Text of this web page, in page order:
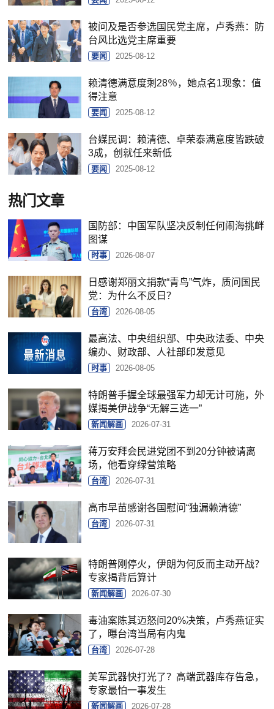
被问及是否参选国民党主席，卢秀燕：防
台风比选党主席重要
要闻 2025-08-12
赖清德满意度剩28％，她点名1现象：值
得注意
要闻 2025-08-12
台媒民调：赖清德、卓荣泰满意度皆跌破
3成，创就任来新低
要闻 2025-08-12
热门文章
国防部：中国军队坚决反制任何闹海挑衅
图谋
时事 2026-08-07
日感谢郑丽文捐款“青鸟”气炸，质问国民
党：为什么不反日？
台湾 2026-08-05
最高法、中央组织部、中央政法委、中央
编办、财政部、人社部印发意见
时事 2026-08-05
特朗普手握全球最强军力却无计可施，外
媒揭美伊战争“无解三选一”
新闻解画 2026-07-31
蒋万安拜会民进党团不到20分钟被请离
场，他看穿绿营策略
台湾 2026-07-31
高市早苗感谢各国慰问“独漏赖清德”
台湾 2026-07-31
特朗普刚停火，伊朗为何反而主动开战？
专家揭背后算计
新闻解画 2026-07-30
毒油案陈其迈怒问20%决策，卢秀燕证实
了，曝台湾当局有内鬼
台湾 2026-07-28
美军武器快打光了？高端武器库存告急，
专家最怕一事发生
新闻解画 2026-07-28